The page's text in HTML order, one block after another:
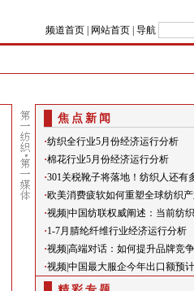
频道首页 网站首页 导航
焦点新闻
·纺织全行业5月份经济运行分析
·棉花行业5月份经济运行分析
·301关税靴子将落地！纺织人还有
·欧美消费疲软如何重塑全球纺织
·视频|中国纺联权威阐述：当前纺
·1-7月腈纶纤维行业经济运行分析
·视频|高端对话：如何提升品牌竞
·视频|中国最大服企今年出口额预